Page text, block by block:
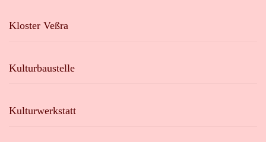
Kloster Veßra
Kulturbaustelle
Kulturwerkstatt